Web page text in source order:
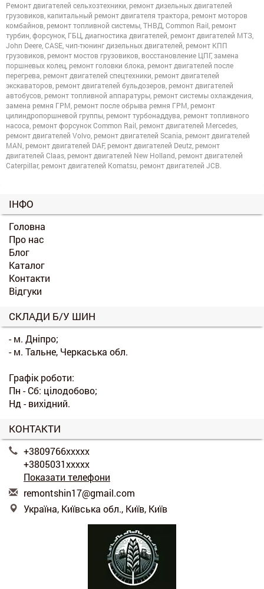
Ремонт двигателей сельхозтехники, ремонт дизельных двигателей
грузовиков, капитальный ремонт двигателя трактора, ремонт моторов
комбайнов, ремонт топливной системы, ТНВД, Common Rail, ремонт
турбин, форсунок, ГБЦ, диагностика двигателей, ремонт двигателей МТЗ,
John Deere, CASE, чип-тюнинг дизельных двигателей, ремонт КПП
грузовиков, ремонт мостов грузовиков, восстановление ЦПГ, замена
поршневых колец, ремонт головки блока, ремонт двигателей после
перегрева, ремонт двигателей спецтехники, ремонт двигателей
экскаваторов, ремонт двигателей бульдозеров, ремонт двигателей
автобусов, ремонт топливной аппаратуры, ремонт системы охлаждения,
замена ремня ГРМ, ремонт после обрыва ремня ГРМ, ремонт
цилиндропоршневой группы, ремонт турбонаддува, ремонт топливного
насоса, ремонт форсунок Common Rail, ремонт двигателей Mercedes,
ремонт двигателей Volvo, ремонт двигателей Scania, ремонт двигателей
MAN, ремонт двигателей DAF, ремонт двигателей Deutz, ремонт
двигателей Claas, ремонт двигателей New Holland, ремонт двигателей
Caterpillar, ремонт двигателей Komatsu, ремонт двигателей JCB.
ІНФО
Головна
Про нас
Блог
Каталог
Контакти
Відгуки
СКЛАДИ Б/У ШИН
- м. Дніпро;
- м. Тальне, Черкаська обл.
Графік роботи:
Пн - Сб: цілодобово;
Нд - вихідний.
КОНТАКТИ
+3809766xxxxx
+3805031xxxxx
Показати телефони
remontshin17@gmail.com
Україна, Київська обл., Київ, Київ